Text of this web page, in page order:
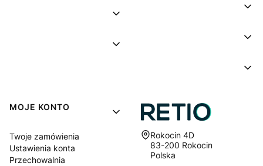
MOJE KONTO
Twoje zamówienia
Ustawienia konta
Przechowalnia
Adres:
Rokocin 4D
83-200 Rokocin
Polska